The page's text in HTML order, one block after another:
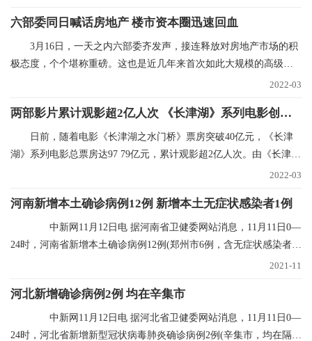
六部委同日喊话房地产 楼市资本圈迅速回血
3月16日，一天之内六部委齐发声，接连释放对房地产市场的积
极态度，个个堪称重磅。这也是近几年来首次如此大规模的高级别
2022-03
两部影片累计观影超2亿人次 《长津湖》系列电影创纪录
日前，随着电影《长津湖之水门桥》票房突破40亿元，《长津
湖》系列电影总票房达97 79亿元，累计观影超2亿人次。由《长津
2022-03
河南新增本土确诊病例12例 新增本土无症状感染者1例
中新网11月12日电 据河南省卫健委网站消息，11月11日0—
24时，河南省新增本土确诊病例12例(郑州市6例，含无症状感染者转
2021-11
河北新增确诊病例2例 均在辛集市
中新网11月12日电 据河北省卫健委网站消息，11月11日0—
24时，河北省新增新型冠状病毒肺炎确诊病例2例(辛集市，均在隔离